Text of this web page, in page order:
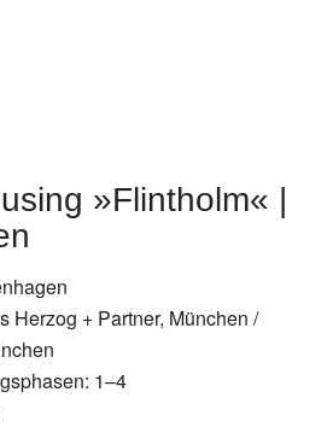
»Flintholm« |
Herzog + Partner, München /
1–4